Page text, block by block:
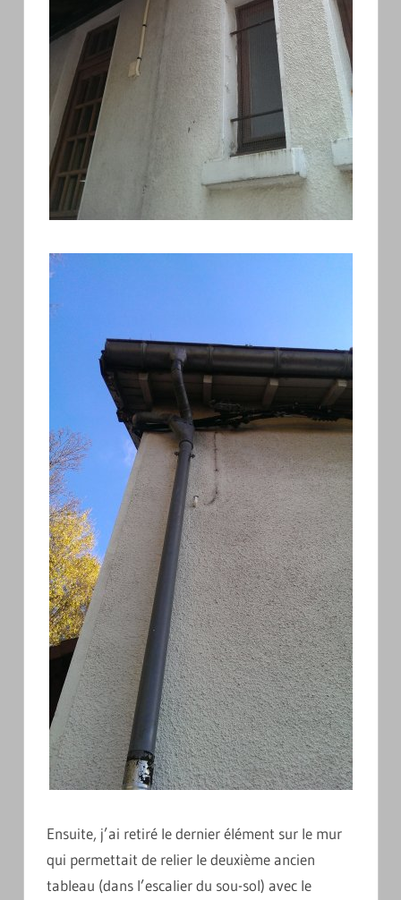
Ensuite, j’ai retiré le dernier élément sur le mur
qui permettait de relier le deuxième ancien
tableau (dans l’escalier du sou-sol) avec le